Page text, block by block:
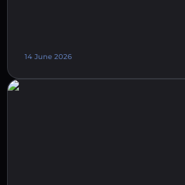
14 June 2026